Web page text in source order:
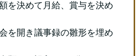
を決めて月給、賞与を決め
を開き議事録の雛形を埋め